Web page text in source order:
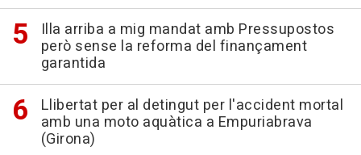
Illa arriba a mig mandat amb Pressupostos
però sense la reforma del finançament
garantida
Llibertat per al detingut per l'accident mortal
amb una moto aquàtica a Empuriabrava
(Girona)